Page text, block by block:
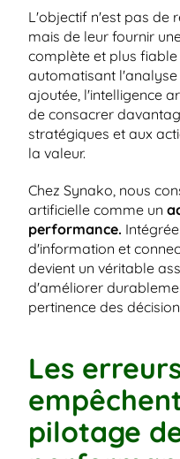
L'objectif n'est pas de
mais de leur fournir
complète et plus fiable
automatisant
ajoutée, l'intelligence
de consacrer
stratégiques et aux
la valeur.
Chez Synako, nous
artificielle comme un
performance.
d'information et
devient un véritable
d'améliorer
pertinence des
Les
pilotage